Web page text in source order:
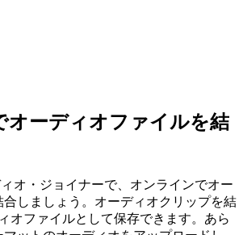
オーディオファイルを結
オ・ジョイナーで、オンラインでオー
しましょう。オーディオクリップを結
オファイルとして保存できます。あら